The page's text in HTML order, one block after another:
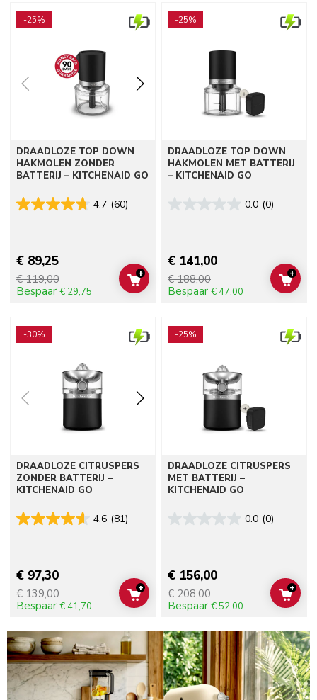
-25%
DRAADLOZE TOP DOWN
HAKMOLEN ZONDER
BATTERIJ – KITCHENAID GO
4.7 (60)
€ 89,25
€ 119,00
Bespaar € 29,75
ADD TO CART
+
-25%
DRAADLOZE TOP DOWN
HAKMOLEN MET BATTERIJ
– KITCHENAID GO
0.0 (0)
€ 141,00
€ 188,00
Bespaar € 47,00
ADD
+
-30%
DRAADLOZE CITRUSPERS
ZONDER BATTERIJ –
KITCHENAID GO
4.6 (81)
€ 97,30
€ 139,00
Bespaar € 41,70
ADD TO CART
+
-25%
DRAADLOZE CITRUSPERS
MET BATTERIJ –
KITCHENAID GO
0.0 (0)
€ 156,00
€ 208,00
Bespaar € 52,00
ADD
+